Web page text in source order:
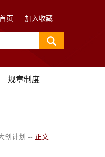
页 加入收藏
规章制度
创计划 -- 正文